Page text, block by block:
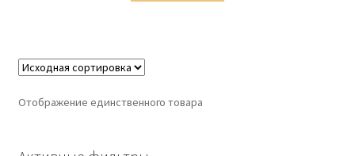
Отображение единственного товара